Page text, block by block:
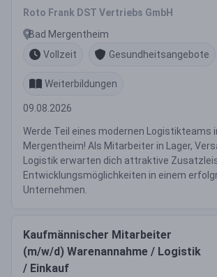
Roto Frank DST Vertriebs GmbH
Bad Mergentheim
Vollzeit
Gesundheitsangebote
Weiterbildungen
09.08.2026
Werde Teil eines modernen Logistikteams
Mergentheim! Als Mitarbeiter in Lager,
Logistik erwarten dich attraktive
Entwicklungsmöglichkeiten in einem
Unternehmen.
Kaufmännischer Mitarbeiter
(m/w/d) Warenannahme / Logistik
/ Einkauf